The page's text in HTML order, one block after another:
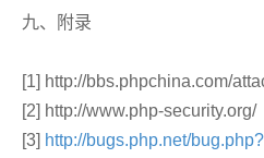
九、附录
[1] http://bbs.phpchina.com/
[2] http://www.php-security.org/
[3] http://bugs.php.net/